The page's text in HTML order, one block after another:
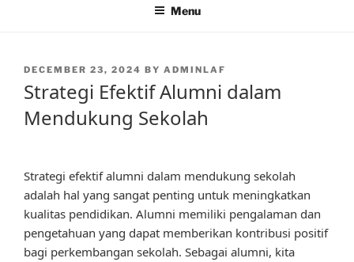
Menu
POSTED
DECEMBER 23, 2024 BY ADMINLAF
Strategi Efektif Alumni dalam
Mendukung Sekolah
Strategi efektif alumni dalam mendukung sekolah
adalah hal yang sangat penting untuk meningkatkan
kualitas pendidikan. Alumni memiliki pengalaman dan
pengetahuan yang dapat memberikan kontribusi positif
bagi perkembangan sekolah. Sebagai alumni, kita